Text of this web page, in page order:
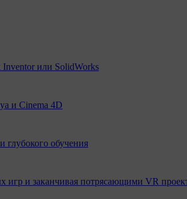
или SolidWorks
и Cinema 4D
глубокого обучения
и заканчивая потрясающими VR